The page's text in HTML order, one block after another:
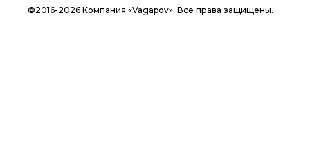
©2016-2026 Компания «Vagapov». Все права защищены.